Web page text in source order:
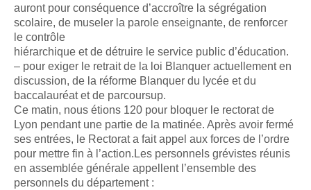
auront pour conséquence d’accroître la ségrégation
scolaire, de museler la parole enseignante, de renforcer
le contrôle
hiérarchique et de détruire le service public d’éducation.
– pour exiger le retrait de la loi Blanquer actuellement en
discussion, de la réforme Blanquer du lycée et du
baccalauréat et de parcoursup.
Ce matin, nous étions 120 pour bloquer le rectorat de
Lyon pendant une partie de la matinée. Après avoir fermé
ses entrées, le Rectorat a fait appel aux forces de l’ordre
pour mettre fin à l’action.Les personnels grévistes réunis
en assemblée générale appellent l’ensemble des
personnels du département :